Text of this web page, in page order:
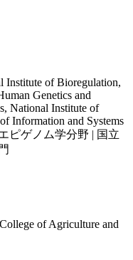
Institute of Bioregulation,
Genetics and
National Institute of
Information and Systems
ピゲノム学分野 | 国立
of Agriculture and